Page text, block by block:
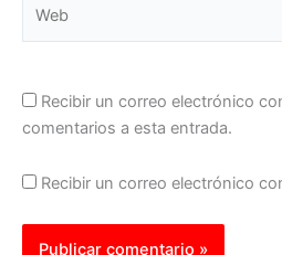
Recibir un correo electrónico
comentarios a esta entrada.
Recibir un correo electrónico